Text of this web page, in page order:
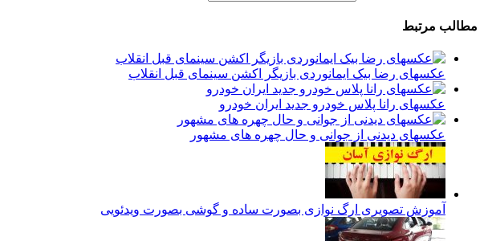
مطالب مرتبط
عکسهای رضا بیک ایمانوردی بازیگر اکشن سینمای قبل انقلاب
عکسهای رانا پلاس خودرو جدید ایران خودرو
عکسهای دیدنی از جوانی و حال چهره های مشهور
آموزش تصویری ارگ نوازی بصورت ساده و گوشی بصورت ویدئویی